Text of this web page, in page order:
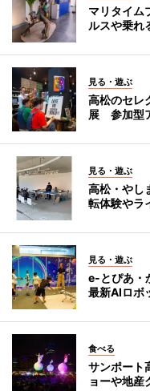
マリタイ
ルスや乗れ
見る・遊ぶ
高松のセレ
展 参加型
見る・遊ぶ
高松・やし
転体験やラ
見る・遊ぶ
e-とぴあ・
最新AIロボ
食べる
サンポート
ョーや地産